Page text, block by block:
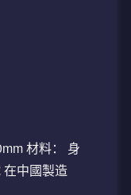
材料： 身
中國製造